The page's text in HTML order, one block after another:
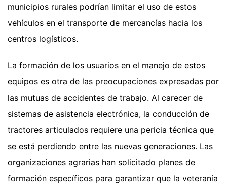
municipios rurales podrían limitar el uso de estos
vehículos en el transporte de mercancías hacia los
centros logísticos.
La formación de los usuarios en el manejo de estos
equipos es otra de las preocupaciones expresadas por
las mutuas de accidentes de trabajo. Al carecer de
sistemas de asistencia electrónica, la conducción de
tractores articulados requiere una pericia técnica que
se está perdiendo entre las nuevas generaciones. Las
organizaciones agrarias han solicitado planes de
formación específicos para garantizar que la veteranía